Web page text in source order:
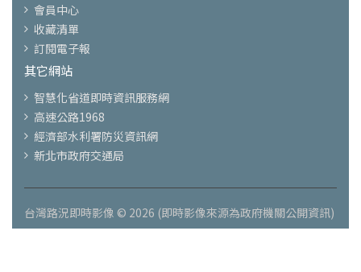
會員中心
收藏清單
訂閱電子報
其它網站
智慧化省道即時資訊服務網
高速公路1968
經濟部水利署防災資訊網
新北市政府交通局
台灣路況即時影像 © 2026 (即時影像來源為政府機關公開資訊)